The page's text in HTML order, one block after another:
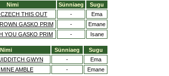
Nimi Sünniaeg
Sugu
THIS OUT -
Ema
GASKO PRIM -
Emane
YOU GASKO PRIM - Isane
Nimi Sünniaeg
Sugu
GWYN -
Ema
AMBLE - Emane